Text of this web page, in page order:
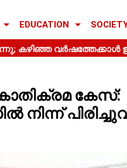
EDUCATION
കേസ്: